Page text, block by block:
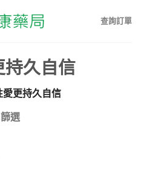
查詢訂單
持久自信
愛更持久自信
篩選